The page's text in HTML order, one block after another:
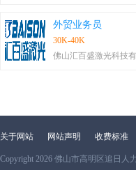
外贸业务员
30K-40K
佛山汇百盛激光科技
关于网站 网站声明 收费标准
Copyright 2026 佛山市高明区追日人